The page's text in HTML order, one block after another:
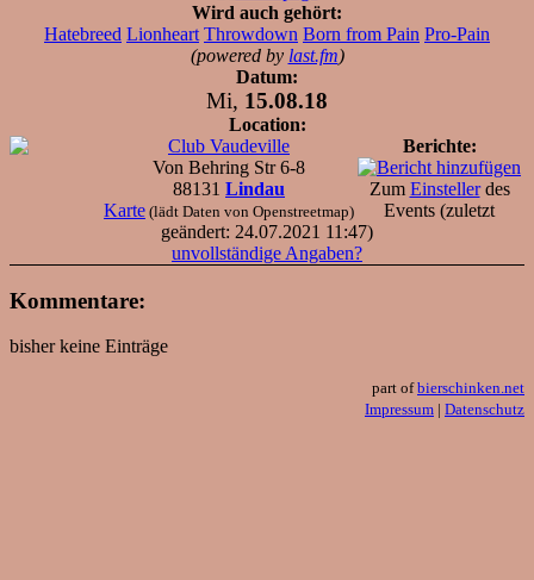
Wird auch gehört:
Hatebreed Lionheart Throwdown Born from Pain Pro-Pain
(powered by last.fm)
Datum:
Mi, 15.08.18
Location:
Club Vaudeville
Von Behring Str 6-8
88131 Lindau
Karte (lädt Daten von Openstreetmap)
Berichte:
Zum Einstellerdes
Events (zuletzt
geändert: 24.07.2021 11:47)
unvollständige Angaben?
Kommentare:
bisher keine Einträge
part ofbierschinken.net
Impressum | Datenschutz